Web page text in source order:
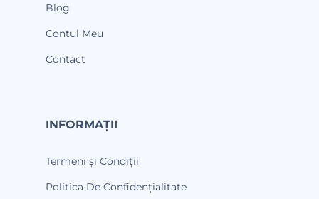
Blog
Contul Meu
Contact
INFORMAȚII
Termeni și Condiții
Politica De Confidențialitate